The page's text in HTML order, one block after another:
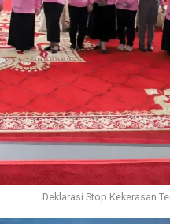
Deklarasi Stop Kekerasan